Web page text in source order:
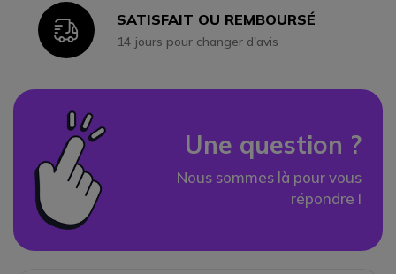
IconSATISFAIT OU REMBOURSÉ
14 jours pour changer d'avis
Une question ?
Nous sommes là pour vous
répondre !